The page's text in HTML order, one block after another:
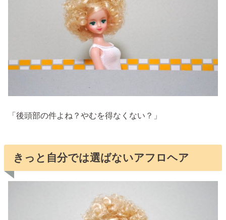
「後頭部の件よね？やむを得なくない？」
きっと自分では選ばないアフロヘア